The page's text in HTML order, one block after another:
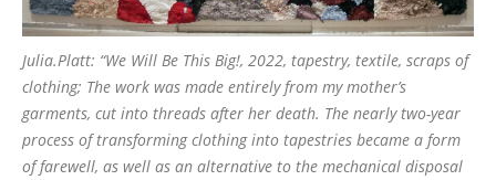
Julia.Platt: “We Will Be This Big!, 2022, tapestry, textile, scraps of
clothing; The work was made entirely from my mother’s
garments, cut into threads after her death. The nearly two-year
process of transforming clothing into tapestries became a form
of farewell, as well as an alternative to the mechanical disposal